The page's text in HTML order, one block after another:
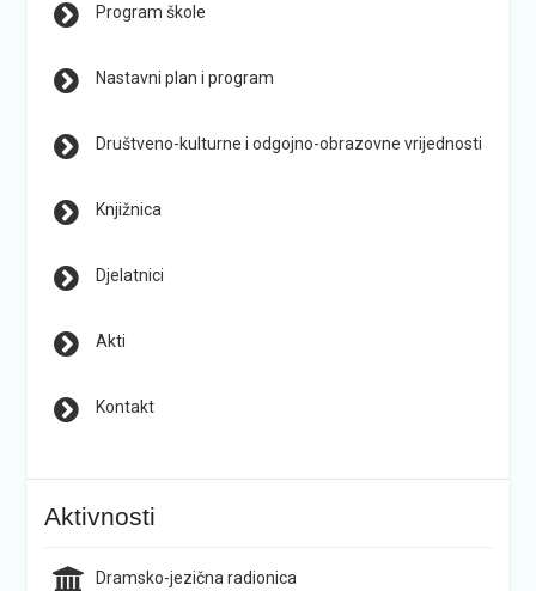
Program škole
Nastavni plan i program
Društveno-kulturne i odgojno-obrazovne vrijednosti
Knjižnica
Djelatnici
Akti
Kontakt
Aktivnosti
Dramsko-jezična radionica